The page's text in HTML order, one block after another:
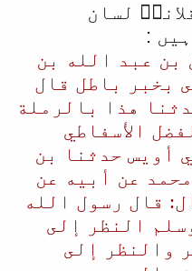
لسان
:
بن عبد الله بن
بخبر باطل قال
هذا بالرملة
الأسفاطي
أويس حدثنا بن
عن أبيه عن
قال رسول الله
النظر إلى
والنظر إلى